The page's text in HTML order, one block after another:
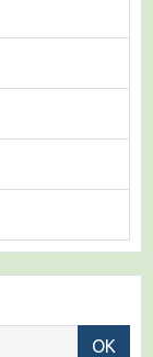
OK